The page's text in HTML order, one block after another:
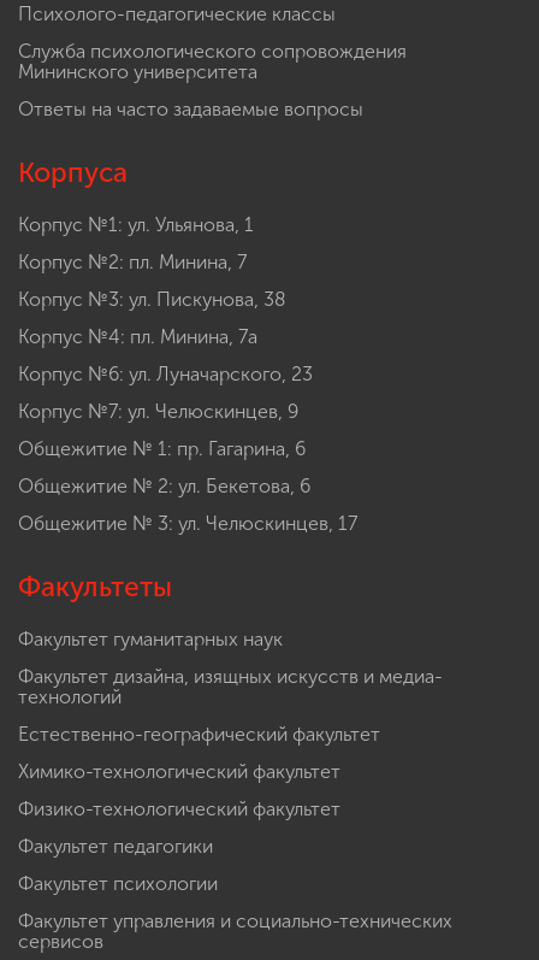
Психолого-педагогические классы
Служба психологического сопровождения
Мининского университета
Ответы на часто задаваемые вопросы
Корпуса
Корпус №1: ул. Ульянова, 1
Корпус №2: пл. Минина, 7
Корпус №3: ул. Пискунова, 38
Корпус №4: пл. Минина, 7а
Корпус №6: ул. Луначарского, 23
Корпус №7: ул. Челюскинцев, 9
Общежитие № 1: пр. Гагарина, 6
Общежитие № 2: ул. Бекетова, 6
Общежитие № 3: ул. Челюскинцев, 17
Факультеты
Факультет гуманитарных наук
Факультет дизайна, изящных искусств и медиа-
технологий
Естественно-географический факультет
Химико-технологический факультет
Физико-технологический факультет
Факультет педагогики
Факультет психологии
Факультет управления и социально-технических
сервисов